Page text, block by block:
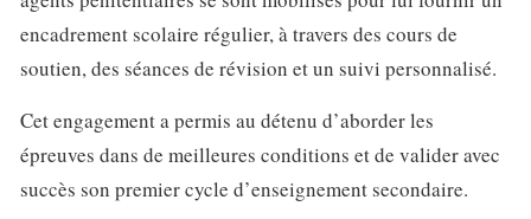
encadrement scolaire régulier, à travers des cours de
soutien, des séances de révision et un suivi personnalisé.
Cet engagement a permis au détenu d’aborder les
épreuves dans de meilleures conditions et de valider avec
succès son premier cycle d’enseignement secondaire.